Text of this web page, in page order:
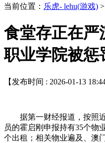
当前位置： 乐虎- lehu(游戏) >
食堂存正在严
职业学院被惩
【发布时间 : 2026-01-13
据第一财经报道，按照近
员的霍启刚申报持有35个物
个出租；相关物业遍及、澳